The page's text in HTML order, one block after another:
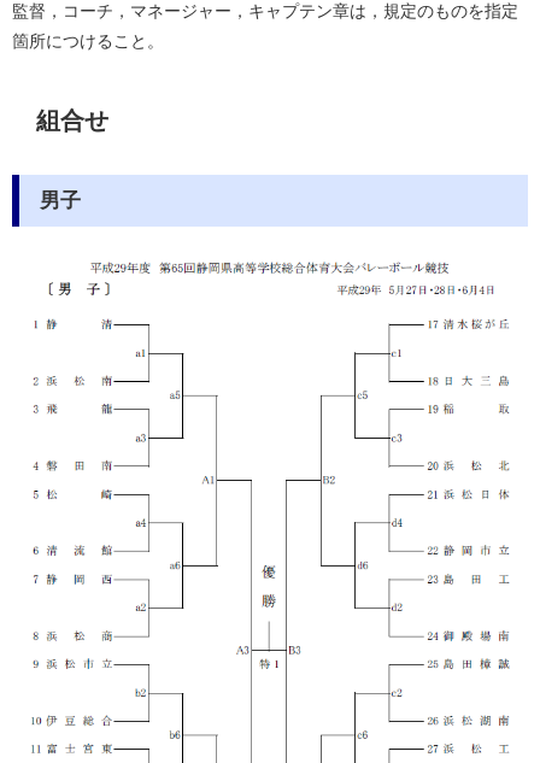
監督，コーチ，マネージャー，キャプテン章は，規定のものを指定
箇所につけること。
組合せ
男子